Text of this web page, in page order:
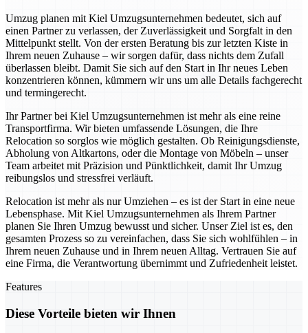
Umzug planen mit Kiel Umzugsunternehmen bedeutet, sich auf
einen Partner zu verlassen, der Zuverlässigkeit und Sorgfalt in den
Mittelpunkt stellt. Von der ersten Beratung bis zur letzten Kiste in
Ihrem neuen Zuhause – wir sorgen dafür, dass nichts dem Zufall
überlassen bleibt. Damit Sie sich auf den Start in Ihr neues Leben
konzentrieren können, kümmern wir uns um alle Details fachgerecht
und termingerecht.
Ihr Partner bei Kiel Umzugsunternehmen ist mehr als eine reine
Transportfirma. Wir bieten umfassende Lösungen, die Ihre
Relocation so sorglos wie möglich gestalten. Ob Reinigungsdienste,
Abholung von Altkartons, oder die Montage von Möbeln – unser
Team arbeitet mit Präzision und Pünktlichkeit, damit Ihr Umzug
reibungslos und stressfrei verläuft.
Relocation ist mehr als nur Umziehen – es ist der Start in eine neue
Lebensphase. Mit Kiel Umzugsunternehmen als Ihrem Partner
planen Sie Ihren Umzug bewusst und sicher. Unser Ziel ist es, den
gesamten Prozess so zu vereinfachen, dass Sie sich wohlfühlen – in
Ihrem neuen Zuhause und in Ihrem neuen Alltag. Vertrauen Sie auf
eine Firma, die Verantwortung übernimmt und Zufriedenheit leistet.
Features
Diese Vorteile bieten wir Ihnen